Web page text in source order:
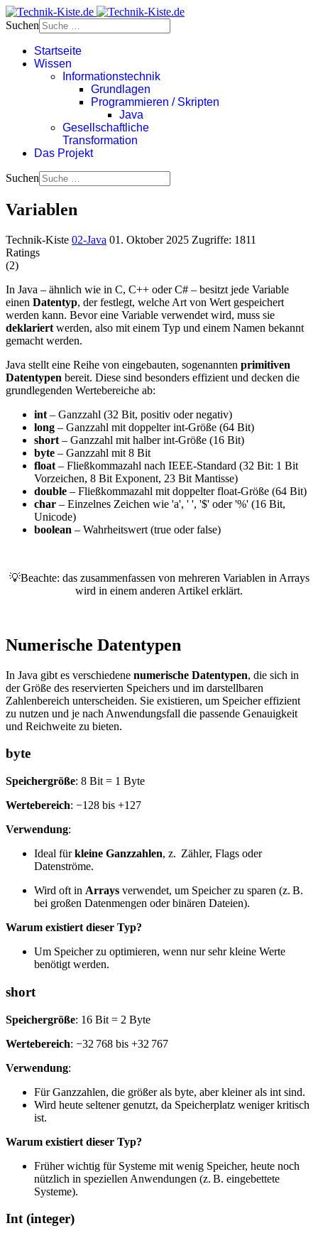
Suchen
Startseite
Wissen
Informationstechnik
Grundlagen
Programmieren / Skripten
Java
Gesellschaftliche
Transformation
Das Projekt
Suchen
Variablen
Technik-Kiste 02-Java 01. Oktober 2025 Zugriffe: 1811
Ratings
(2)
In Java – ähnlich wie in C, C++ oder C# – besitzt jede Variable
einen Datentyp, der festlegt, welche Art von Wert gespeichert
werden kann. Bevor eine Variable verwendet wird, muss sie
deklariert werden, also mit einem Typ und einem Namen bekannt
gemacht werden.
Java stellt eine Reihe von eingebauten, sogenannten primitiven
Datentypen bereit. Diese sind besonders effizient und decken die
grundlegenden Wertebereiche ab:
int – Ganzzahl (32 Bit, positiv oder negativ)
long – Ganzzahl mit doppelter int-Größe (64 Bit)
short – Ganzzahl mit halber int-Größe (16 Bit)
byte – Ganzzahl mit 8 Bit
float – Fließkommazahl nach IEEE-Standard (32 Bit: 1 Bit
Vorzeichen, 8 Bit Exponent, 23 Bit Mantisse)
double – Fließkommazahl mit doppelter float-Größe (64 Bit)
char – Einzelnes Zeichen wie 'a', ' ', '$' oder '%' (16 Bit,
Unicode)
boolean – Wahrheitswert (true oder false)
💡Beachte: das zusammenfassen von mehreren Variablen in Arrays
wird in einem anderen Artikel erklärt.
Numerische Datentypen
In Java gibt es verschiedene numerische Datentypen, die sich in
der Größe des reservierten Speichers und im darstellbaren
Zahlenbereich unterscheiden. Sie existieren, um Speicher effizient
zu nutzen und je nach Anwendungsfall die passende Genauigkeit
und Reichweite zu bieten.
byte
Speichergröße: 8 Bit = 1 Byte
Wertebereich: −128 bis +127
Verwendung:
Ideal fürkleine Ganzzahlen, z. Zähler, Flags oder
Datenströme.
Wird oft in Arrays verwendet, um Speicher zu sparen (z. B.
bei großen Datenmengen oder binären Dateien).
Warum existiert dieser Typ?
Um Speicher zu optimieren, wenn nur sehr kleine Werte
benötigt werden.
short
Speichergröße: 16 Bit = 2 Byte
Wertebereich: −32 768 bis +32 767
Verwendung:
Für Ganzzahlen, die größer als byte, aber kleiner als int sind.
Wird heute seltener genutzt, da Speicherplatz weniger kritisch
ist.
Warum existiert dieser Typ?
Früher wichtig für Systeme mit wenig Speicher, heute noch
nützlich in speziellen Anwendungen (z. B. eingebettete
Systeme).
Int (integer)